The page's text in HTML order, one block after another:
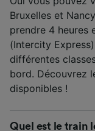
Bruxelles et
prendre 4 heures
(Intercity
différentes
bord. Découvrez
disponibles !
Quel est le train